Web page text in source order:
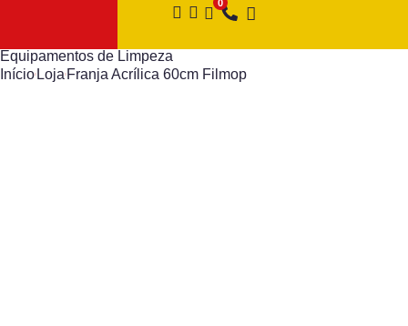
Equipamentos de Limpeza
Início Loja Franja Acrílica 60cm Filmop